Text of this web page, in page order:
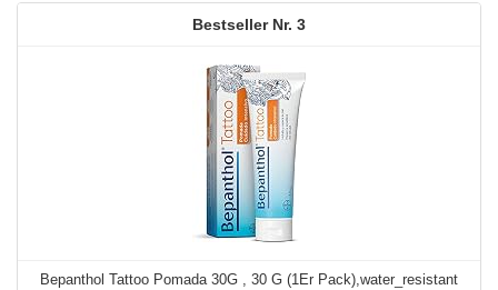
3
Bepanthol Tattoo Pomada 30G , 30 G (1Er Pack),water_resistant